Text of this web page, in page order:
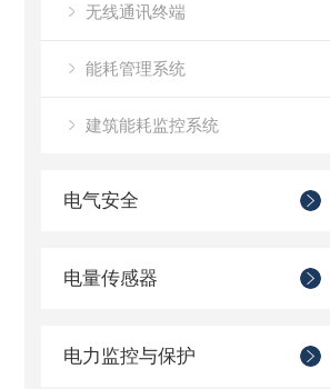
无线通讯终端
能耗管理系统
建筑能耗监控系统
电气安全
电量传感器
电力监控与保护